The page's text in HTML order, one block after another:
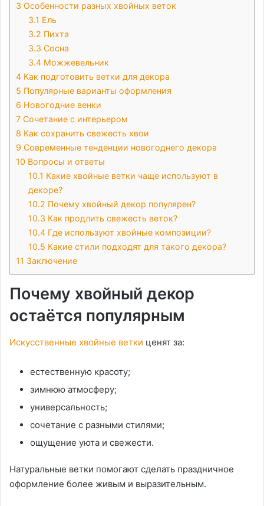
3 Особенности разных хвойных веток
3.1 Ель
3.2 Пихта
3.3 Сосна
3.4 Можжевельник
4 Как подготовить ветки для декора
5 Популярные варианты оформления
6 Новогодние венки
7 Сочетание с интерьером
8 Как сохранить свежесть хвои
9 Современные тенденции новогоднего декора
10 Вопросы и ответы
10.1 Какие хвойные ветки чаще используют в
декоре?
10.2 Почему хвойный декор популярен?
10.3 Как продлить свежесть веток?
10.4 Где используют хвойные композиции?
10.5 Какие стили подходят для такого декора?
11 Заключение
Почему хвойный декор
остаётся популярным
Искусственные хвойные ветки ценят за:
естественную красоту;
зимнюю атмосферу;
универсальность;
сочетание с разными стилями;
ощущение уюта и свежести.
Натуральные ветки помогают сделать праздничное
оформление более живым и выразительным.